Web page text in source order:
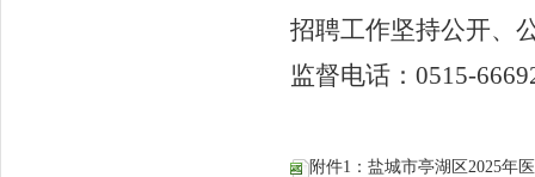
招聘工作坚持公开、
监督电话： 0515-
附件1：盐城市亭湖区2025年